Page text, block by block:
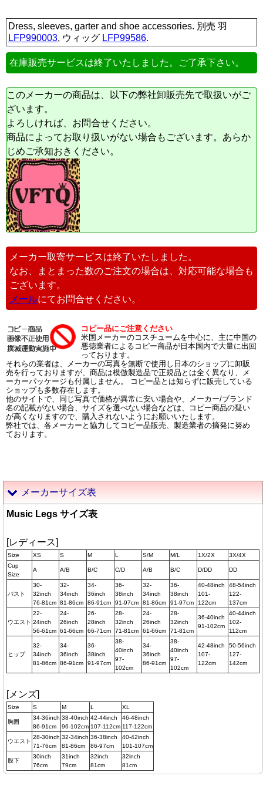
Dress, sleeves, garter and shoe accessories. 別売 羽
LFP990003, ウィッグ LFP99586.
在庫販売サービスは終了いたしました。ご了承下さい。
このメーカーの商品は、以下の弊社卸販売先で取扱いがご
ざいます。
よろしければ、お問合せください。
商品によってお取り扱いがない場合もございます。あらか
じめご承知おきください。
メーカー取寄サービスは終了いたしました。
なお、まとまった数のご注文の場合は、対応可能な場合も
ございます。
メールにてお問合せください。
コピー品にご注意ください
米国メーカーのコスチュームを中心に、主に中国の
悪徳業者によるコピー商品が日本国内で大量に出回
っております。
それらの業者は、メーカーの写真を無断で使用し日本のショップに卸販
売を行っておりますが、商品は模倣製造品で正規品とは全く異なり、メ
ーカーパッケージも付属しません。 コピー品とは知らずに販売している
ショップも多数存在します。
他のサイトで、同じ写真で価格が異常に安い場合や、メーカー/ブランド
名の記載がない場合、サイズを選べない場合などは、コピー商品の疑い
が高くなりますので、購入されないようにお願いいたします。
弊社では、各メーカーと協力してコピー品販売、製造業者の摘発に努め
ております。
メーカーサイズ表
Music Legs サイズ表
[レディース]
Size XS S M L S/M M/L 1X/2X
3X/4X
Cup
Size
A A/B B/C C/D A/B B/C D/DD DD
バスト
30-
32inch
76-81cm
32-
34inch
81-86cm
34-
36inch
86-91cm
36-
38inch
91-97cm
32-
34inch
81-86cm
36-
38inch
91-97cm
40-48inch
101-
122cm
48-54inch
122-
137cm
ウエスト
22-
24inch
56-61cm
24-
26inch
61-66cm
26-
28inch
66-71cm
28-
32inch
71-81cm
24-
26inch
61-66cm
28-
32inch
71-81cm
36-40inch
91-102cm
40-44inch
102-
112cm
ヒップ
32-
34inch
81-86cm
34-
36inch
86-91cm
36-
38inch
91-97cm
38-
40inch
97-
102cm
34-
36inch
86-91cm
38-
40inch
97-
102cm
42-48inch
107-
122cm
50-56inch
127-
142cm
[メンズ]
Size S M L XL
胸囲
34-36inch
86-91cm
38-40inch
96-102cm
42-44inch
107-112cm
46-48inch
117-122cm
ウエスト
28-30inch
71-76cm
32-34inch
81-86cm
36-38inch
86-97cm
40-42inch
101-107cm
股下
30inch
76cm
31inch
79cm
32inch
81cm
32inch
81cm